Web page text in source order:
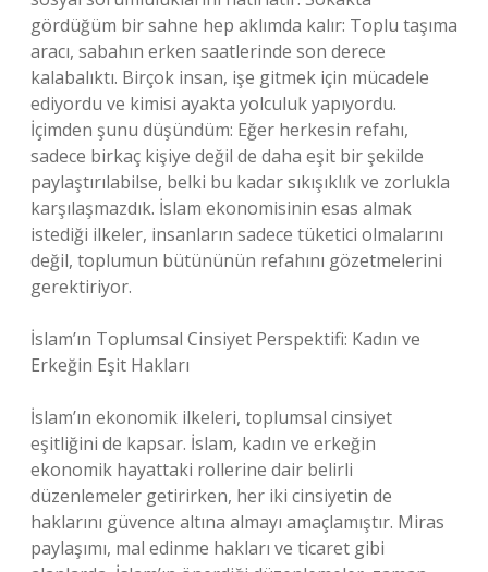
gördüğüm bir sahne hep aklımda kalır: Toplu taşıma
aracı, sabahın erken saatlerinde son derece
kalabalıktı. Birçok insan, işe gitmek için mücadele
ediyordu ve kimisi ayakta yolculuk yapıyordu.
İçimden şunu düşündüm: Eğer herkesin refahı,
sadece birkaç kişiye değil de daha eşit bir şekilde
paylaştırılabilse, belki bu kadar sıkışıklık ve zorlukla
karşılaşmazdık. İslam ekonomisinin esas almak
istediği ilkeler, insanların sadece tüketici olmalarını
değil, toplumun bütününün refahını gözetmelerini
gerektiriyor.
İslam’ın Toplumsal Cinsiyet Perspektifi: Kadın ve
Erkeğin Eşit Hakları
İslam’ın ekonomik ilkeleri, toplumsal cinsiyet
eşitliğini de kapsar. İslam, kadın ve erkeğin
ekonomik hayattaki rollerine dair belirli
düzenlemeler getirirken, her iki cinsiyetin de
haklarını güvence altına almayı amaçlamıştır. Miras
paylaşımı, mal edinme hakları ve ticaret gibi